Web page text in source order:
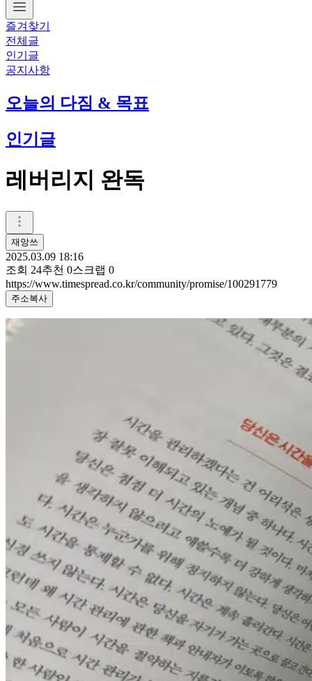
즐겨찾기
전체글
인기글
공지사항
오늘의 다짐 & 목표
인기글
레버리지 완독
재앙쓰
2025.03.09 18:16
조회 24추천 0스크랩 0
https://www.timespread.co.kr/community/promise/100291779
주소복사